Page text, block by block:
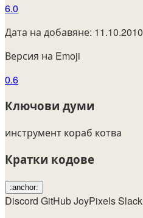
6.0
Дата на добавяне: 11.10.2010
Версия на Emoji
0.6
Ключови думи
инструмент кораб котва
Кратки кодове
:anchor:
Discord GitHubJoyPixelsSlack